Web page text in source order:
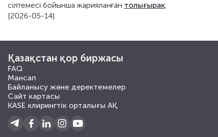
сілтемесі бойынша жарияланған толығырақ
[2026-05-14]
Қазақстан қор биржасы
FAQ
Мансап
Байланысу және деректемелер
Сайт картасы
KASE клирингтік орталығы АҚ